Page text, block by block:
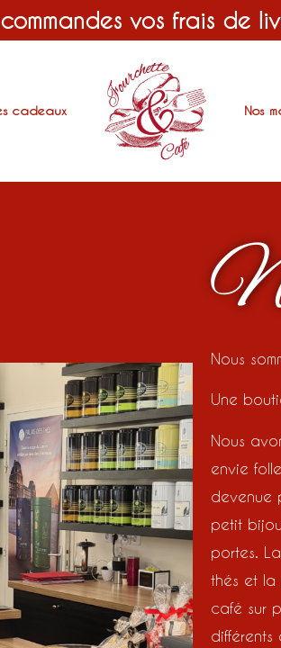
vos frais de
cadeaux Nos
Nous
Une
Nous
envie
devenue
petit
portes.
thés et
café sur
différents